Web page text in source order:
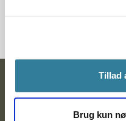
Tillad
Brug kun
2000553-06